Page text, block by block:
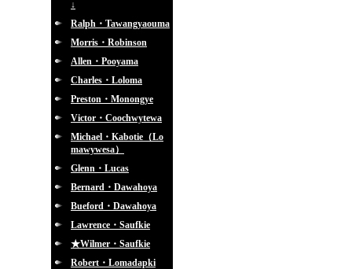
↓
Ralph・Tawangyaouma
Morris・Robinson
Allen・Pooyama
Charles・Loloma
Preston・Monongye
Victor・Coochwytewa
Michael・Kabotie（Lo
mawywesa）
Glenn・Lucas
Bernard・Dawahoya
Bueford・Dawahoya
Lawrence・Saufkie
★Wilmer・Saufkie
Robert・Lomadapki